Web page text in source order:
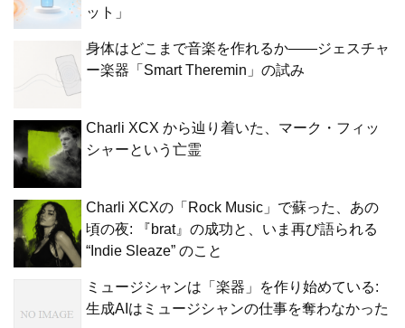
ット」
身体はどこまで音楽を作れるか——ジェスチャ
ー楽器「Smart Theremin」の試み
Charli XCX から辿り着いた、マーク・フィッ
シャーという亡霊
Charli XCXの「Rock Music」で蘇った、あの
頃の夜: 『brat』の成功と、いま再び語られる
“Indie Sleaze” のこと
ミュージシャンは「楽器」を作り始めている:
生成AIはミュージシャンの仕事を奪わなかった